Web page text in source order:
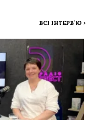
ВСІ ІНТЕРВ'Ю >